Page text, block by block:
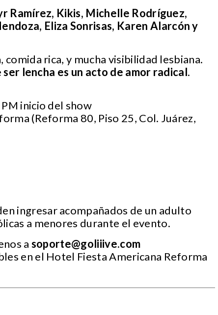
Ramírez, Kikis, Michelle Rodríguez,
Eliza Sonrisas, Karen Alarcón y
rica, y mucha visibilidad lesbiana.
ser lencha es un acto de amor radical.
inicio del show
(Reforma 80, Piso 25, Col. Juárez,
ingresar acompañados de un adulto
a menores durante el evento.
a soporte@goliiive.com
en el Hotel Fiesta Americana Reforma